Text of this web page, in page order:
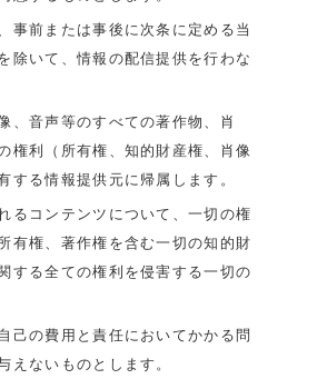
事前または事後に次条に定める当
除いて、情報の配信提供を行わな
、音声等のすべての著作物、肖
権利（所有権、知的財産権、肖像
る情報提供元に帰属します。
るコンテンツについて、一切の権
有権、著作権を含む一切の知的財
する全ての権利を侵害する一切の
己の費用と責任においてかかる問
えないものとします。